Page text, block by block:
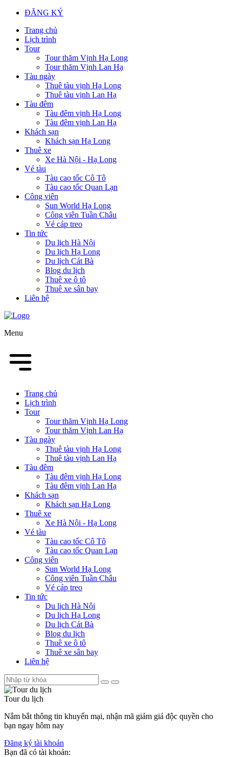
ĐĂNG KÝ
Trang chủ
Lịch trình
Tour
Tour thăm Vịnh Hạ Long
Tour thăm Vịnh Lan Hạ
Tàu ngày
Thuê tàu vịnh Hạ Long
Thuê tàu vịnh Lan Hạ
Tàu đêm
Tàu đêm vịnh Hạ Long
Tàu đêm vịnh Lan Hạ
Khách sạn
Khách sạn Hạ Long
Thuê xe
Xe Hà Nội - Hạ Long
Vé tàu
Tàu cao tốc Cô Tô
Tàu cao tốc Quan Lạn
Công viên
Sun World Hạ Long
Công viên Tuần Châu
Vé cáp treo
Tin tức
Du lịch Hà Nội
Du lịch Hạ Long
Du lịch Cát Bà
Blog du lịch
Thuê xe ô tô
Thuê xe sân bay
Liên hệ
Menu
Trang chủ
Lịch trình
Tour
Tour thăm Vịnh Hạ Long
Tour thăm Vịnh Lan Hạ
Tàu ngày
Thuê tàu vịnh Hạ Long
Thuê tàu vịnh Lan Hạ
Tàu đêm
Tàu đêm vịnh Hạ Long
Tàu đêm vịnh Lan Hạ
Khách sạn
Khách sạn Hạ Long
Thuê xe
Xe Hà Nội - Hạ Long
Vé tàu
Tàu cao tốc Cô Tô
Tàu cao tốc Quan Lạn
Công viên
Sun World Hạ Long
Công viên Tuần Châu
Vé cáp treo
Tin tức
Du lịch Hà Nội
Du lịch Hạ Long
Du lịch Cát Bà
Blog du lịch
Thuê xe ô tô
Thuê xe sân bay
Liên hệ
Tour du lịch
Nắm bắt thông tin khuyến mại, nhận mã giảm giá độc quyền cho
bạn ngay hôm nay
Đăng ký tài khoản
Bạn đã có tài khoản: